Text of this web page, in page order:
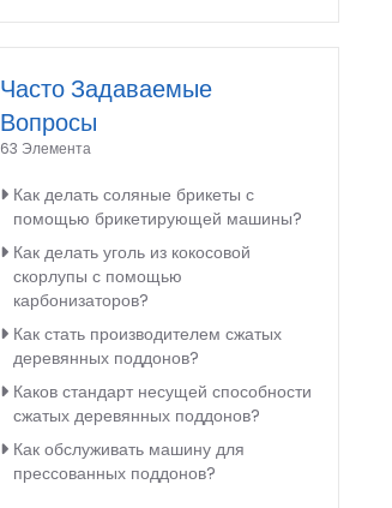
Часто Задаваемые
Вопросы
63 Элемента
Как делать соляные брикеты с
помощью брикетирующей машины?
Как делать уголь из кокосовой
скорлупы с помощью
карбонизаторов?
Как стать производителем сжатых
деревянных поддонов?
Каков стандарт несущей способности
сжатых деревянных поддонов?
Как обслуживать машину для
прессованных поддонов?